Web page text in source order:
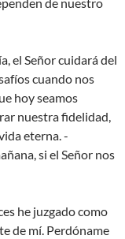
el Señor cuidará del
cuando nos
hoy seamos
nuestra fidelidad,
eterna. -
si el Señor nos
he juzgado como
de mí. Perdóname